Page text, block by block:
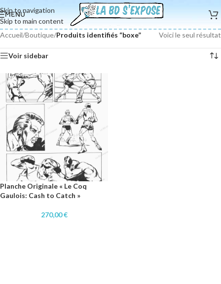
Skip to navigation
Skip to main content
MENU
Accueil/Boutique/Produits identifiés “boxe” Voici le seul résultat
Voir sidebar
Planche Originale « Le Coq
Gaulois: Cash to Catch »
270,00€